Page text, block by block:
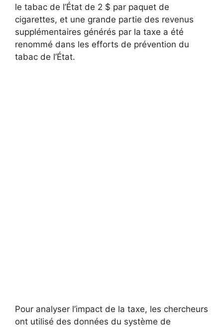
le tabac de l’État de 2 $ par paquet de
cigarettes, et une grande partie des revenus
supplémentaires générés par la taxe a été
renommé dans les efforts de prévention du
tabac de l’État.
Pour analyser l’impact de la taxe, les chercheurs
ont utilisé des données du système de